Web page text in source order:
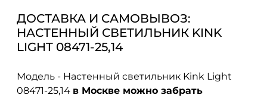
ДОСТАВКА И САМОВЫВОЗ:
НАСТЕННЫЙ СВЕТИЛЬНИК KINK
LIGHT 08471-25,14
Модель - Настенный светильник Kink Light
08471-25,14 в Москве можно забрать